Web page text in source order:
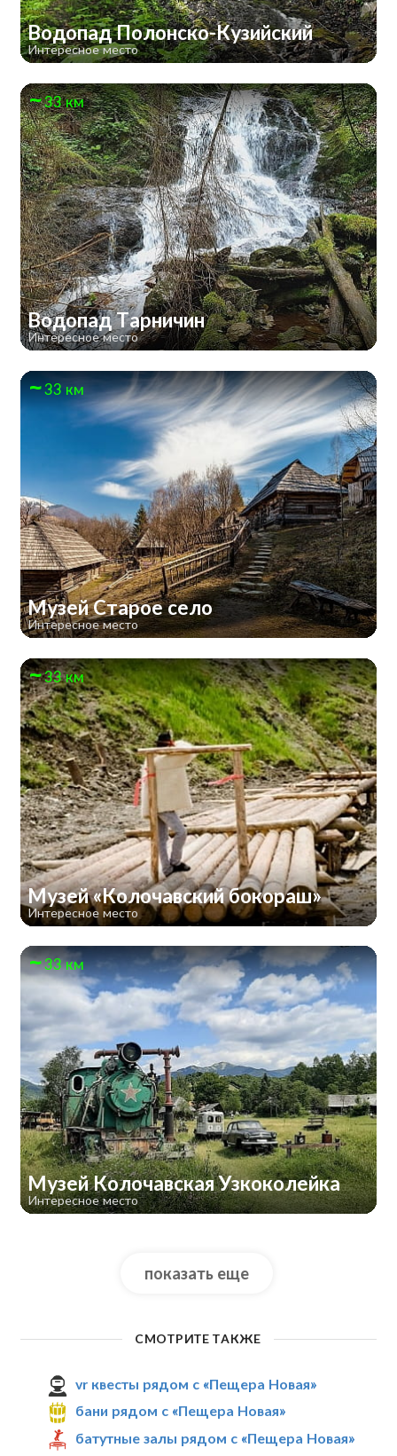
Водопад Полонско-Кузийский
Интересное место
33 км
Водопад Тарничин
Интересное место
33 км
Музей Старое село
Интересное место
33 км
Музей «Колочавский бокораш»
Интересное место
33 км
Музей Колочавская Узкоколейка
Интересное место
показать еще
СМОТРИТЕ ТАКЖЕ
vr квесты рядом с «Пещера Новая»
бани рядом с «Пещера Новая»
батутные залы рядом с «Пещера Новая»